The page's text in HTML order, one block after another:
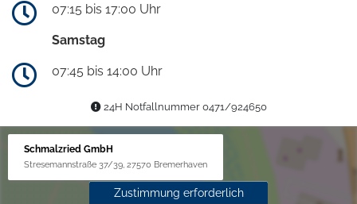
07:15 bis 17:00 Uhr
Samstag
07:45 bis 14:00 Uhr
24H Notfallnummer 0471/924650
Schmalzried GmbH
Stresemannstraße 37/39, 27570 Bremerhaven
Zustimmung erforderlich